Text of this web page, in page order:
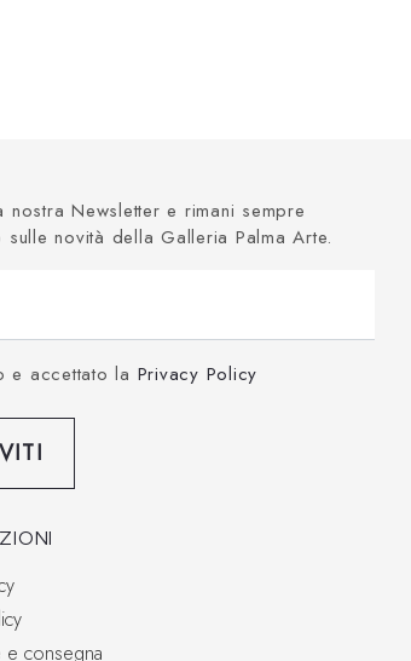
nostra Newsletter e rimani sempre
sulle novità della Galleria Palma Arte.
e accettato la Privacy Policy
consegna